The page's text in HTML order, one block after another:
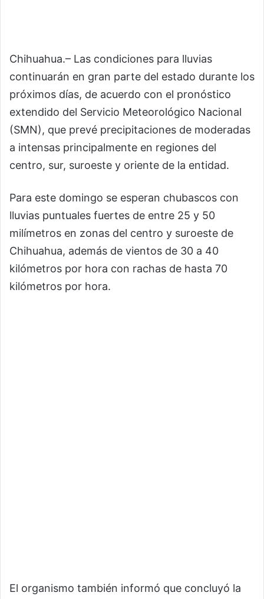
Chihuahua.– Las condiciones para lluvias
continuarán en gran parte del estado durante los
próximos días, de acuerdo con el pronóstico
extendido del Servicio Meteorológico Nacional
(SMN), que prevé precipitaciones de moderadas
a intensas principalmente en regiones del
centro, sur, suroeste y oriente de la entidad.
Para este domingo se esperan chubascos con
lluvias puntuales fuertes de entre 25 y 50
milímetros en zonas del centro y suroeste de
Chihuahua, además de vientos de 30 a 40
kilómetros por hora con rachas de hasta 70
kilómetros por hora.
El organismo también informó que concluyó la